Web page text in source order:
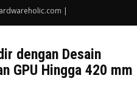
|
dengan Desain
GPU Hingga 420 mm